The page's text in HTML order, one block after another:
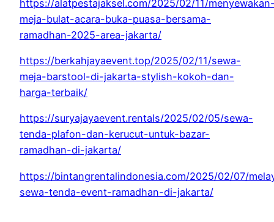
https://alatpestajaksel.com/2025/02/11/
meja-bulat-acara-buka-puasa-bersama-
ramadhan-2025-area-jakarta/
https://berkahjayaevent.top/2025/02/11/sewa-
meja-barstool-di-jakarta-stylish-kokoh-dan-
harga-terbaik/
https://suryajayaevent.rentals/2025/02/05/sewa-
tenda-plafon-dan-kerucut-untuk-bazar-
ramadhan-di-jakarta/
https://bintangrentalindonesia.com/2025/02/07/
sewa-tenda-event-ramadhan-di-jakarta/